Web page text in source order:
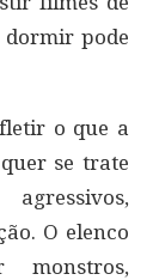
dormir pode
o que a
se trate
O elenco
monstros,